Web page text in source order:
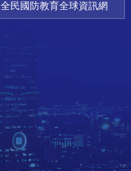
全民國防教育全球資訊網